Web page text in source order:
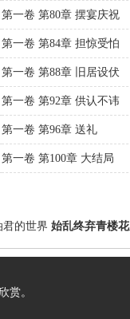
第一卷 第80章 摆宴庆祝
第一卷 第84章 担惊受怕
第一卷 第88章 旧居设伏
第一卷 第92章 供认不讳
第一卷 第96章 送礼
第一卷 第100章 大结局
君的世界 始乱终弃青楼花
赏。